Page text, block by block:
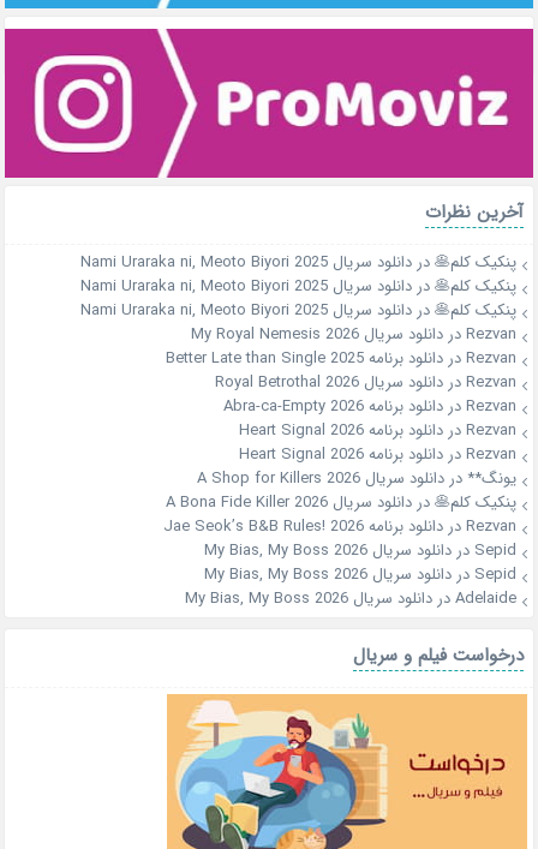
آخرین نظرات
پنکیک کلم🥞دردانلود سریال Nami Uraraka ni, Meoto Biyori 2025
پنکیک کلم🥞دردانلود سریال Nami Uraraka ni, Meoto Biyori 2025
پنکیک کلم🥞دردانلود سریال Nami Uraraka ni, Meoto Biyori 2025
Rezvanدردانلود سریال My Royal Nemesis 2026
Rezvanدردانلود برنامه Better Late than Single 2025
Rezvanدردانلود سریال Royal Betrothal 2026
Rezvanدردانلود برنامه Abra-ca-Empty 2026
Rezvanدردانلود برنامه Heart Signal 2026
Rezvanدردانلود برنامه Heart Signal 2026
یونگ** دردانلود سریال A Shop for Killers 2026
پنکیک کلم🥞دردانلود سریال A Bona Fide Killer 2026
Rezvanدردانلود برنامه Jae Seok’s B&B Rules! 2026
Sepid دردانلود سریال My Bias, My Boss 2026
Sepid دردانلود سریال My Bias, My Boss 2026
Adelaideدردانلود سریال My Bias, My Boss 2026
درخواست فیلم و سریال